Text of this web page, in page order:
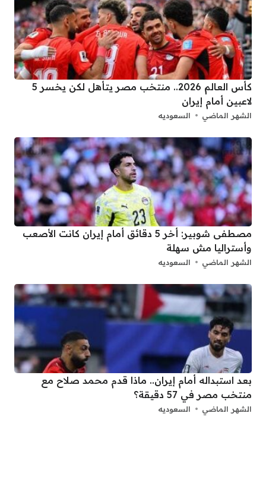
كأس العالم 2026.. منتخب مصر يتأهل لكن يخسر 5
لاعبين أمام إيران
الشهر الماضي السعوديه
مصطفى شوبير: أخر 5 دقائق أمام إيران كانت الأصعب
وأستراليا مش سهلة
الشهر الماضي السعوديه
بعد استبداله أمام إيران.. ماذا قدم محمد صلاح مع
منتخب مصر في 57 دقيقة؟
الشهر الماضي السعوديه